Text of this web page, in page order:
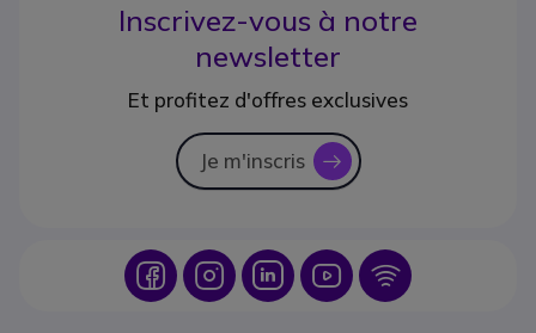
Inscrivez-vous à notre
newsletter
Et profitez d'offres exclusives
Je m'inscris icon
Icon IconIcon Icon Icon